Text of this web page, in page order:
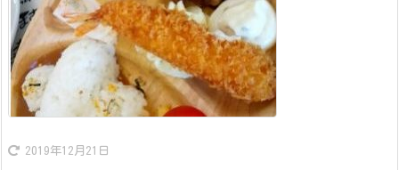
2019年12月21日